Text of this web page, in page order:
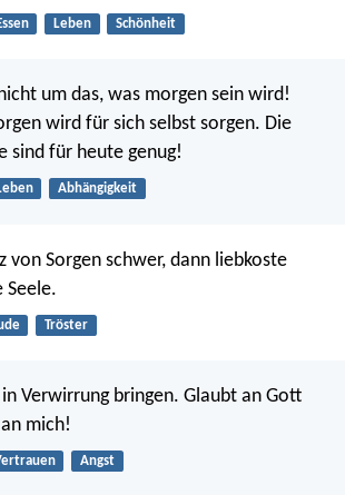
Leben Schönheit
um das, was morgen sein wird!
wird für sich selbst sorgen. Die
sind für heute genug!
Abhängigkeit
von Sorgen schwer, dann liebkoste
Seele.
Tröster
Verwirrung bringen. Glaubt an Gott
mich!
Angst